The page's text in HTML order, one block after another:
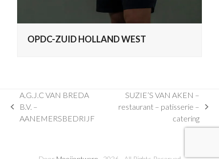
OPDC-ZUID HOLLAND WEST
previous
post:
A.G.J.C VAN BREDA
B.V. –
AANEMERSBEDRIJF
next
SUZIE’S VAN AKEN –
restaurant – patisserie –
catering